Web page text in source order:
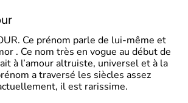
Ce prénom parle de lui-même et
. Ce nom très en vogue au début de
à l’amour altruiste, universel et à la
a traversé les siècles assez
il est rarissime.